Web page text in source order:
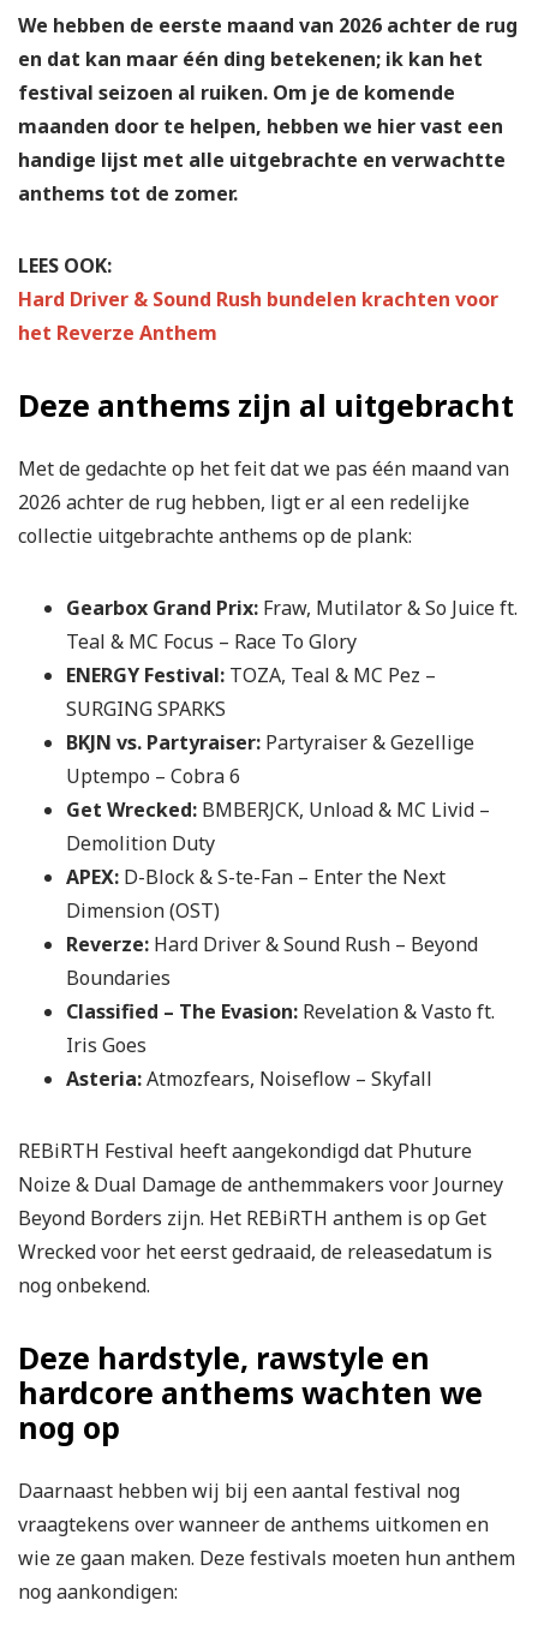
We hebben de eerste maand van 2026 achter de rug
en dat kan maar één ding betekenen; ik kan het
festival seizoen al ruiken. Om je de komende
maanden door te helpen, hebben we hier vast een
handige lijst met alle uitgebrachte en verwachtte
anthems tot de zomer.
LEES OOK:
Hard Driver & Sound Rush bundelen krachten voor
het Reverze Anthem
Deze anthems zijn al uitgebracht
Met de gedachte op het feit dat we pas één maand van
2026 achter de rug hebben, ligt er al een redelijke
collectie uitgebrachte anthems op de plank:
Gearbox Grand Prix: Fraw, Mutilator & So Juice ft.
Teal & MC Focus – Race To Glory
ENERGY Festival: TOZA, Teal & MC Pez –
SURGING SPARKS
BKJN vs. Partyraiser: Partyraiser & Gezellige
Uptempo – Cobra 6
Get Wrecked: BMBERJCK, Unload & MC Livid –
Demolition Duty
APEX: D-Block & S-te-Fan – Enter the Next
Dimension (OST)
Reverze: Hard Driver & Sound Rush – Beyond
Boundaries
Classified – The Evasion: Revelation & Vasto ft.
Iris Goes
Asteria:Atmozfears, Noiseflow – Skyfall
REBiRTH Festival heeft aangekondigd dat Phuture
Noize & Dual Damage de anthemmakers voor Journey
Beyond Borders zijn. Het REBiRTH anthem is op Get
Wrecked voor het eerst gedraaid, de releasedatum is
nog onbekend.
Deze hardstyle, rawstyle en
hardcore anthems wachten we
nog op
Daarnaast hebben wij bij een aantal festival nog
vraagtekens over wanneer de anthems uitkomen en
wie ze gaan maken. Deze festivals moeten hun anthem
nog aankondigen: